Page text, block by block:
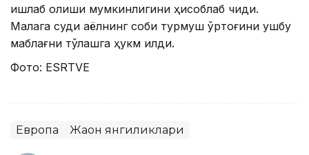
ишлаб олиши мумкинлигини ҳисоблаб чиқди.
Малага суди аёлнинг собиқ турмуш ўртоғини ушбу
маблағни тўлашга ҳукм қилди.
Фото: ESRTVE
Европа Жаҳон янгиликлари